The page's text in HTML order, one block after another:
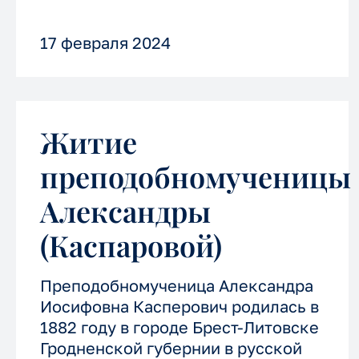
17 февраля 2024
Житие
преподобномученицы
Александры
(Каспаровой)
Преподобномученица Александра
Иосифовна Касперович родилась в
1882 году в городе Брест-Литовске
Гродненской губернии в русской